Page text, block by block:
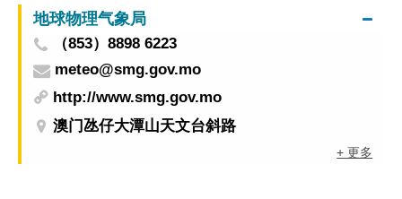
地球物理气象局
（853）8898 6223
meteo@smg.gov.mo
http://www.smg.gov.mo
澳门氹仔大潭山天文台斜路
+ 更多